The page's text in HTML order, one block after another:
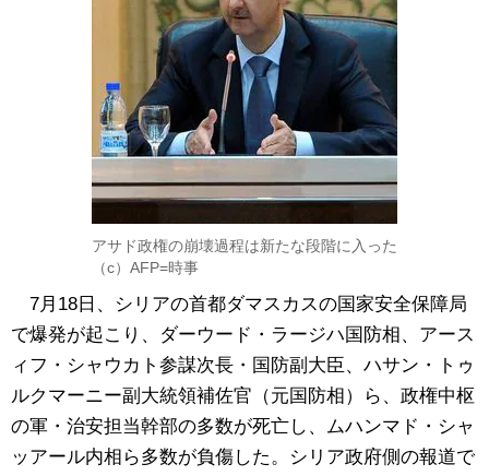
アサド政権の崩壊過程は新たな段階に入った
（c）AFP=時事
7月18日、シリアの首都ダマスカスの国家安全保障局
で爆発が起こり、ダーウード・ラージハ国防相、アース
ィフ・シャウカト参謀次長・国防副大臣、ハサン・トゥ
ルクマーニー副大統領補佐官（元国防相）ら、政権中枢
の軍・治安担当幹部の多数が死亡し、ムハンマド・シャ
ッアール内相ら多数が負傷した。シリア政府側の報道で